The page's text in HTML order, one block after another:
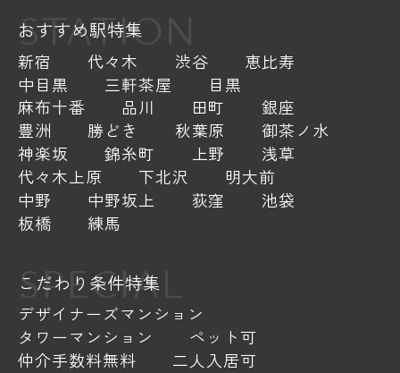
STATION
おすすめ駅特集
新宿 代々木 渋谷
恵比寿
中目黒
三軒茶屋
目黒
麻布十番
品川 田町
銀座
豊洲
勝どき 秋葉原
御茶ノ水
神楽坂
錦糸町 上野
浅草
代々木上原
下北沢
明大前
中野
中野坂上 荻窪
池袋
板橋
練馬
SPECIAL
こだわり条件特集
デザイナーズマンション
タワーマンション
ペット可
仲介手数料無料
二人入居可